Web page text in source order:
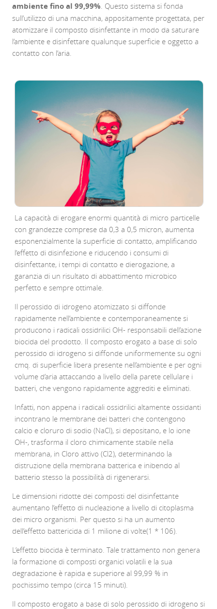
ambiente fino al 99,99% . Questo sistema si fonda
sull’utilizzo di una macchina, appositamente progettata, per
atomizzare il composto disinfettante in modo da saturare
l’ambiente e disinfettare qualunque superficie e oggetto a
contatto con l’aria.
La capacità di erogare enormi quantità di micro particelle
con grandezze comprese da 0,3 a 0,5 micron, aumenta
esponenzialmente la superficie di contatto, amplificando
l’effetto di disinfezione e riducendo i consumi di
disinfettante, i tempi di contatto e dierogazione, a
garanzia di un risultato di abbattimento microbico
perfetto e sempre ottimale.
Il perossido di idrogeno atomizzato si diffonde
rapidamente nell’ambiente e contemporaneamente si
producono i radicali ossidrilici OH- responsabili dell’azione
biocida del prodotto. Il composto erogato a base di solo
perossido di idrogeno si diffonde uniformemente su ogni
cmq. di superficie libera presente nell’ambiente e per ogni
volume d’aria attaccando a livello della parete cellulare i
batteri, che vengono rapidamente aggrediti e eliminati.
Infatti, non appena i radicali ossidrilici altamente ossidanti
incontrano le membrane dei batteri che contengono
calcio e cloruro di sodio (NaCl), si depositano, e lo ione
OH-, trasforma il cloro chimicamente stabile nella
membrana, in Cloro attivo (Cl2), determinando la
distruzione della membrana batterica e inibendo al
batterio stesso la possibilità di rigenerarsi.
Le dimensioni ridotte dei composti del disinfettante
aumentano l’effetto di nucleazione a livello di citoplasma
dei micro organismi. Per questo si ha un aumento
dell’effetto battericida di 1 milione di volte(1 * 106).
L’effetto biocida è terminato. Tale trattamento non genera
la formazione di composti organici volatili e la sua
degradazione è rapida e superiore al 99,99 % in
pochissimo tempo (circa 15 minuti).
Il composto erogato a base di solo perossido di idrogeno si